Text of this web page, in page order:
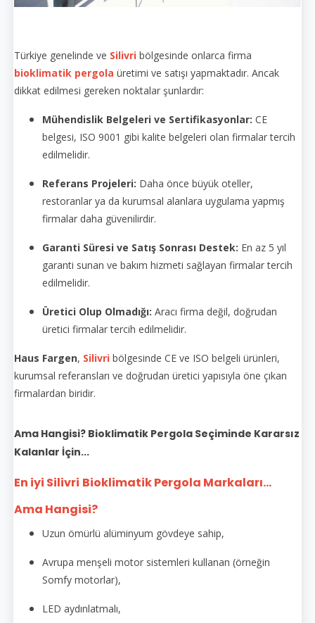
Türkiye genelinde ve Silivri bölgesinde onlarca firma
bioklimatik pergola üretimi ve satışı yapmaktadır. Ancak
dikkat edilmesi gereken noktalar şunlardır:
Mühendislik Belgeleri ve Sertifikasyonlar: CE
belgesi, ISO 9001 gibi kalite belgeleri olan firmalar tercih
edilmelidir.
Referans Projeleri: Daha önce büyük oteller,
restoranlar ya da kurumsal alanlara uygulama yapmış
firmalar daha güvenilirdir.
Garanti Süresi ve Satış Sonrası Destek: En az 5 yıl
garanti sunan ve bakım hizmeti sağlayan firmalar tercih
edilmelidir.
Üretici Olup Olmadığı: Aracı firma değil, doğrudan
üretici firmalar tercih edilmelidir.
Haus Fargen, Silivri bölgesinde CE ve ISO belgeli ürünleri,
kurumsal referansları ve doğrudan üretici yapısıyla öne çıkan
firmalardan biridir.
Ama Hangisi? Bioklimatik Pergola Seçiminde Kararsız
Kalanlar İçin...
En iyi Silivri Bioklimatik Pergola Markaları...
Ama Hangisi?
Uzun ömürlü alüminyum gövdeye sahip,
Avrupa menşeli motor sistemleri kullanan (örneğin
Somfy motorlar),
LED aydınlatmalı,